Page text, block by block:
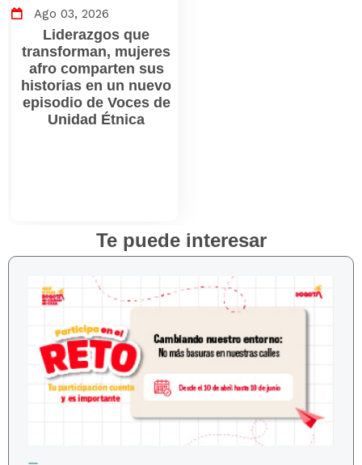
Ago 03, 2026
Liderazgos que
transforman, mujeres
afro comparten sus
historias en un nuevo
episodio de Voces de
Unidad Étnica
Te puede interesar